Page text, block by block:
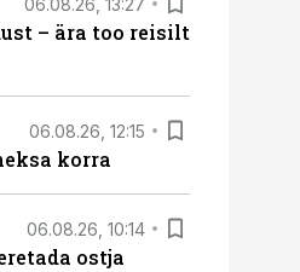
– ära too reisilt
06.08.26, 12:15
korra
06.08.26, 10:14
ostja